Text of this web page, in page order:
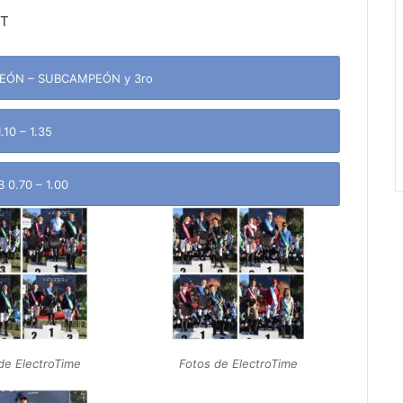
– SUBCAMPEÓN y 3ro
– 1.35
0.70 – 1.00
ElectroTime Fotos de ElectroTime